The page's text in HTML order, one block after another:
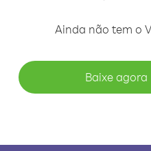
Ainda não tem o
Baixe agora